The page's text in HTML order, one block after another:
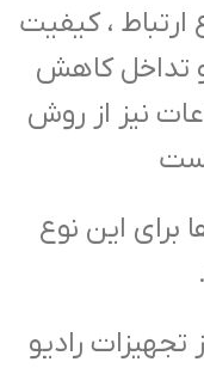
ارتباط ، کیفیت
و تداخل کاهش
نیز از روش
برای این نوع
تجهیزات رادیو